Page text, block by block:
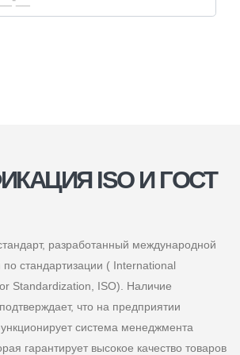
ISO И ГОСТ
разработанный международной
по стандартизации ( International
Standardization, ISO). Наличие
что на предприятии
система менеджмента
гарантирует высокое качество товаров